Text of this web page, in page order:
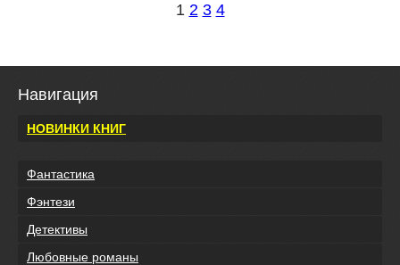
1 2 3 4
Навигация
НОВИНКИ КНИГ
Фантастика
Фэнтези
Детективы
Любовные романы